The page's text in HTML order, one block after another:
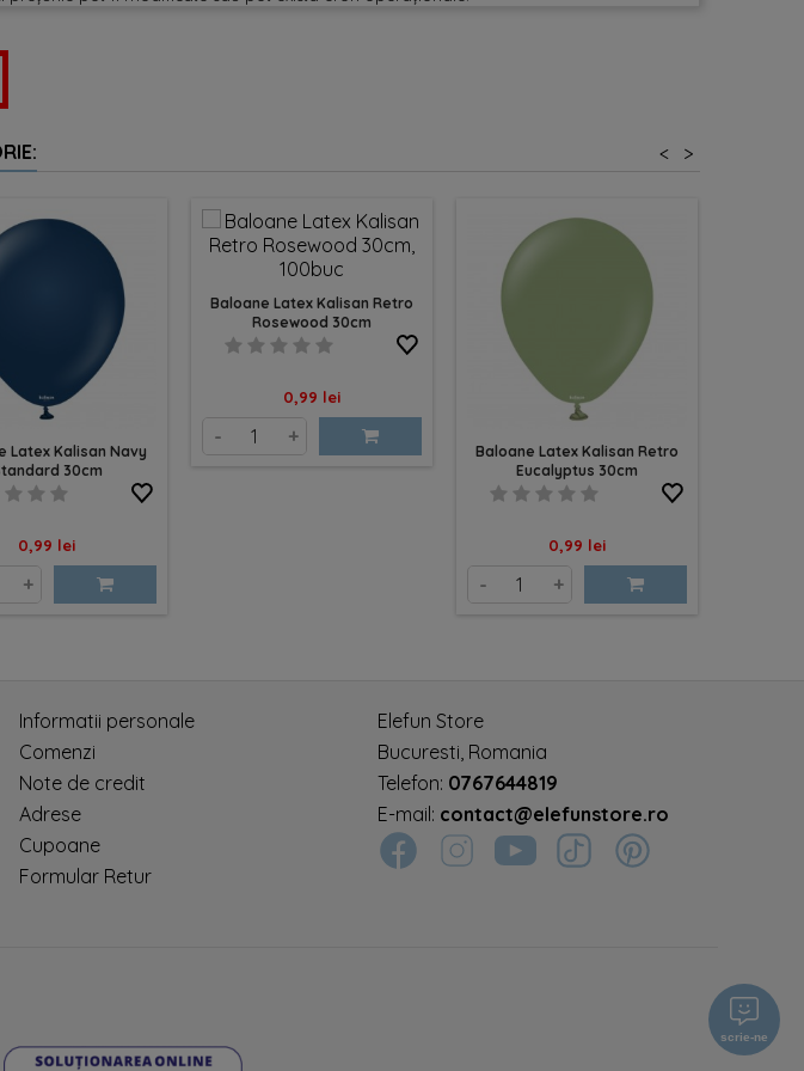
>
<
Latex Kalisan Navy
30cm
Pret
0,99 lei
+
Baloane Latex Kalisan Retro
Rosewood 30cm
Pret
0,99 lei
- +
Baloane Latex Kalisan Retro
Eucalyptus 30cm
Pret
0,99 lei
- +
Informatii personale
Comenzi
Note de credit
Adrese
Cupoane
Formular Retur
Elefun Store
Bucuresti, Romania
Telefon: 0767644819
E-mail: contact@elefunstore.ro
scrie-ne